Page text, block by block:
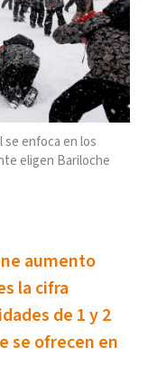
enfoca en los
eligen Bariloche
aumento
la cifra
de 1 y 2
se ofrecen en